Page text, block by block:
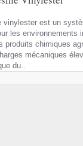
vinylester est un
les environnements
produits chimiques
mécaniques
du..